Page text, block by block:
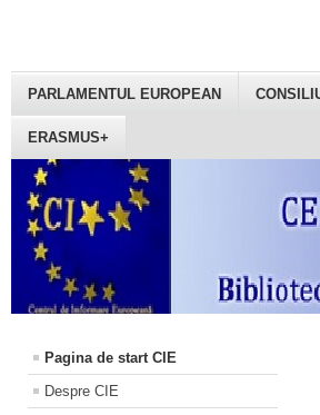
PARLAMENTUL EUROPEAN
ERASMUS+
Pagina de start CIE
Despre CIE